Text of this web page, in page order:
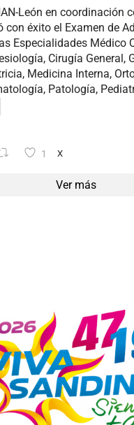
León en coordinación
con éxito el Examen de
Especialidades Médico
Cirugía General,
Medicina Interna,
Patología,
1 X
Ver más